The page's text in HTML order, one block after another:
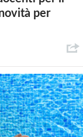
per